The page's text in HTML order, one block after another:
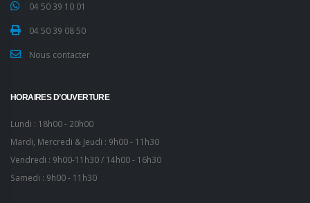
04 50 39 10 01
04 50 39 08 50
Nous contacter
HORAIRES D’OUVERTURE
Lundi : 18h00 - 20h00
Mardi, Mercredi & Jeudi : 9h00 - 11h30
Vendredi : 9h00-11h30 / 14h00 - 16h30
Samedi : 9h00 - 11h30